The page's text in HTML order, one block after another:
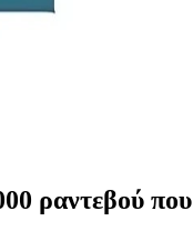
ραντεβού